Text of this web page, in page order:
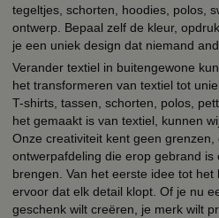
tegeltjes, schorten, hoodies, polos,
ontwerp. Bepaal zelf de kleur,
je een uniek design dat niemand
Verander textiel in buitengewone
het transformeren van textiel tot
T-shirts, tassen, schorten, polos,
het gemaakt is van textiel, kunnen
Onze creativiteit kent geen grenzen,
ontwerpafdeling die erop gebrand is
brengen. Van het eerste idee tot het
ervoor dat elk detail klopt. Of je nu
geschenk wilt creëren, je merk wilt